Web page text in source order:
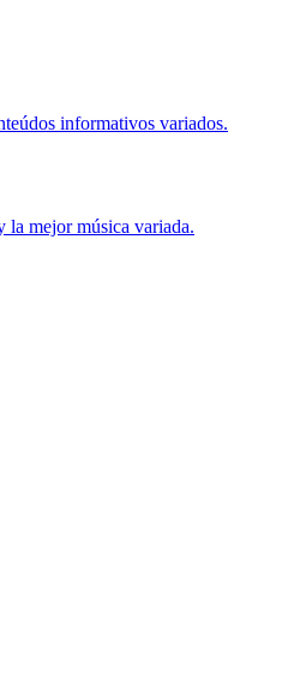
informativos variados.
la mejor música variada.